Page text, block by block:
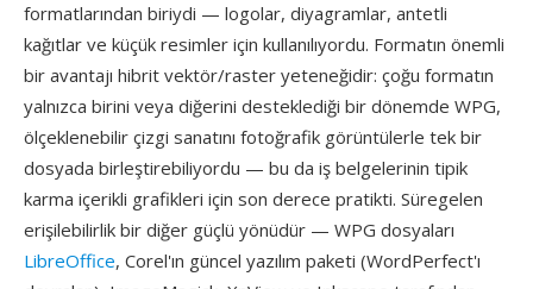
formatlarından biriydi — logolar, diyagramlar, antetli
kağıtlar ve küçük resimler için kullanılıyordu. Formatın önemli
bir avantajı hibrit vektör/raster yeteneğidir: çoğu formatın
yalnızca birini veya diğerini desteklediği bir dönemde WPG,
ölçeklenebilir çizgi sanatını fotoğrafik görüntülerle tek bir
dosyada birleştirebiliyordu — bu da iş belgelerinin tipik
karma içerikli grafikleri için son derece pratikti. Süregelen
erişilebilirlik bir diğer güçlü yönüdür — WPG dosyaları
LibreOffice, Corel'ın güncel yazılım paketi (WordPerfect'ı